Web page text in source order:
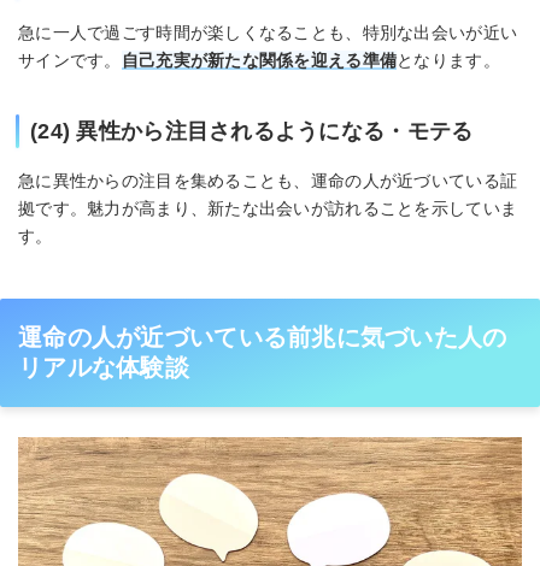
急に一人で過ごす時間が楽しくなることも、特別な出会いが近い
サインです。
自己充実が新たな関係を迎える準備となります。
(24) 異性から注目されるようになる・モテる
急に異性からの注目を集めることも、運命の人が近づいている証
拠です。魅力が高まり、新たな出会いが訪れることを示していま
す。
運命の人が近づいている前兆に気づいた人の
リアルな体験談